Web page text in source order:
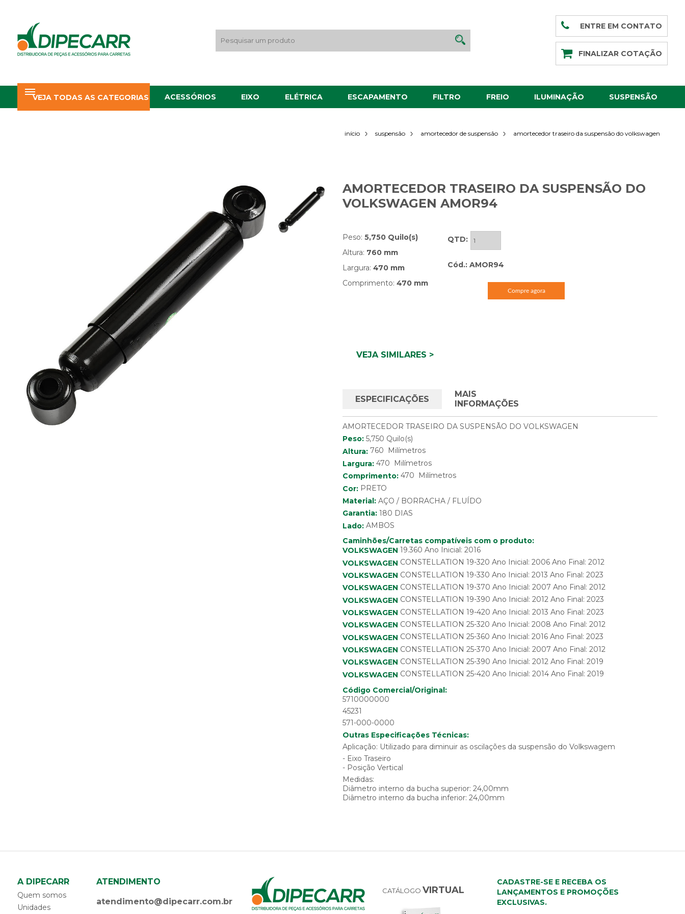
ENTRE EM CONTATO
FINALIZAR COTAÇÃO
VEJA TODAS AS CATEGORIAS ACESSÓRIOS EIXO ELÉTRICA ESCAPAMENTO FILTRO FREIO ILUMINAÇÃO SUSPENSÃO
início suspensão amortecedor de suspensão amortecedor traseiro da suspensão do volkswagen
AMORTECEDOR TRASEIRO DA SUSPENSÃO DO
VOLKSWAGEN AMOR94
Peso: 5,750 Quilo(s)
Altura: 760 mm
Largura: 470 mm
Comprimento: 470 mm
QTD:
Cód.: AMOR94
Compre agora
VEJA SIMILARES >
ESPECIFICAÇÕES
MAIS
INFORMAÇÕES
AMORTECEDOR TRASEIRO DA SUSPENSÃO DO VOLKSWAGEN
Peso: 5,750 Quilo(s)
Altura:760 Milímetros
Largura:470 Milímetros
Comprimento:470 Milímetros
Cor: PRETO
Material: AÇO / BORRACHA / FLUÍDO
Garantia: 180 DIAS
Lado: AMBOS
Caminhões/Carretas compatíveis com o produto:
VOLKSWAGEN 19.360 Ano Inicial: 2016
VOLKSWAGEN CONSTELLATION 19-320 Ano Inicial: 2006 Ano Final: 2012
VOLKSWAGEN CONSTELLATION 19-330 Ano Inicial: 2013 Ano Final: 2023
VOLKSWAGEN CONSTELLATION 19-370 Ano Inicial: 2007 Ano Final: 2012
VOLKSWAGEN CONSTELLATION 19-390 Ano Inicial: 2012 Ano Final: 2023
VOLKSWAGEN CONSTELLATION 19-420 Ano Inicial: 2013 Ano Final: 2023
VOLKSWAGEN CONSTELLATION 25-320 Ano Inicial: 2008 Ano Final: 2012
VOLKSWAGEN CONSTELLATION 25-360 Ano Inicial: 2016 Ano Final: 2023
VOLKSWAGEN CONSTELLATION 25-370 Ano Inicial: 2007 Ano Final: 2012
VOLKSWAGEN CONSTELLATION 25-390 Ano Inicial: 2012 Ano Final: 2019
VOLKSWAGEN CONSTELLATION 25-420 Ano Inicial: 2014 Ano Final: 2019
Código Comercial/Original:
5710000000
45231
571-000-0000
Outras Especificações Técnicas:
Aplicação: Utilizado para diminuir as oscilações da suspensão do Volkswagem
- Eixo Traseiro
- Posição Vertical
Medidas:
Diâmetro interno da bucha superior: 24,00mm
Diâmetro interno da bucha inferior: 24,00mm
A DIPECARR
Quem somos
Unidades
ATENDIMENTO
atendimento@dipecarr.com.br
CATÁLOGO VIRTUAL
CADASTRE-SE E RECEBA OS
LANÇAMENTOS E PROMOÇÕES
EXCLUSIVAS.